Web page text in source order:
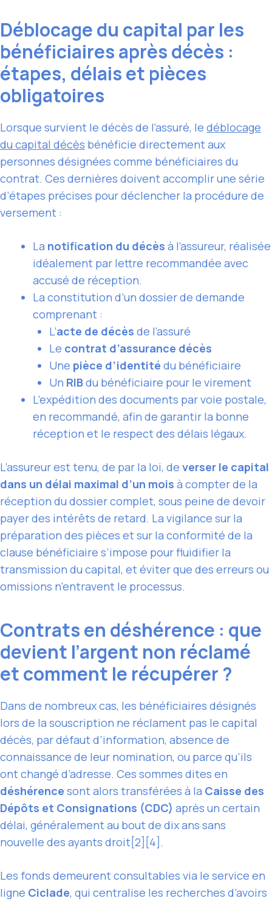
Déblocage du capital par les
bénéficiaires après décès :
étapes, délais et pièces
obligatoires
Lorsque survient le décès de l’assuré, le déblocage
du capital décès bénéficie directement aux
personnes désignées comme bénéficiaires du
contrat. Ces dernières doivent accomplir une série
d’étapes précises pour déclencher la procédure de
versement :
La notification du décès à l’assureur, réalisée
idéalement par lettre recommandée avec
accusé de réception.
La constitution d’un dossier de demande
comprenant :
L’acte de décès de l’assuré
Le contrat d’assurance décès
Une pièce d’identité du bénéficiaire
Un RIBdu bénéficiaire pour le virement
L’expédition des documents par voie postale,
en recommandé, afin de garantir la bonne
réception et le respect des délais légaux.
L’assureur est tenu, de par la loi, de verser le capital
dans un délai maximal d’un mois à compter de la
réception du dossier complet, sous peine de devoir
payer des intérêts de retard. La vigilance sur la
préparation des pièces et sur la conformité de la
clause bénéficiaire s’impose pour fluidifier la
transmission du capital, et éviter que des erreurs ou
omissions n’entravent le processus.
Contrats en déshérence : que
devient l’argent non réclamé
et comment le récupérer ?
Dans de nombreux cas, les bénéficiaires désignés
lors de la souscription ne réclament pas le capital
décès, par défaut d’information, absence de
connaissance de leur nomination, ou parce qu’ils
ont changé d’adresse. Ces sommes dites en
déshérence sont alors transférées à la Caisse des
Dépôts et Consignations (CDC) après un certain
délai, généralement au bout de dix ans sans
nouvelle des ayants droit[2][4].
Les fonds demeurent consultables via le service en
ligne Ciclade, qui centralise les recherches d’avoirs